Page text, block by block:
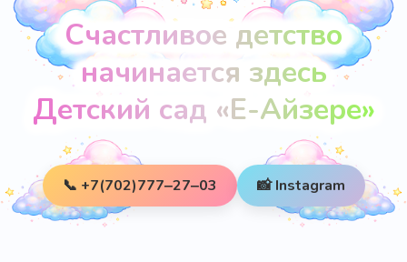
Счастливое детство
начинается здесь
Детский сад «Е-Айзере»
📞 +7(702)777‒27‒03 📸 Instagram